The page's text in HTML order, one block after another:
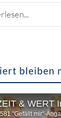
bleiben
& WERT
"Gefällt mir"-